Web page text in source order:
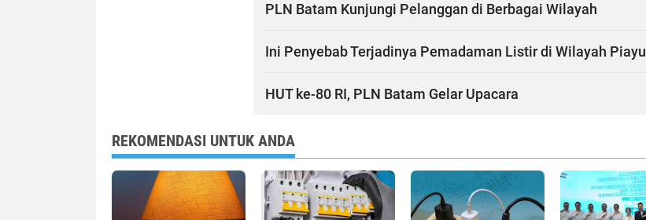
PLN Batam Kunjungi Pelanggan di Berbagai Wilayah
Ini Penyebab Terjadinya Pemadaman Listir di Wilayah Piayu
HUT ke-80 RI, PLN Batam Gelar Upacara
REKOMENDASI UNTUK ANDA